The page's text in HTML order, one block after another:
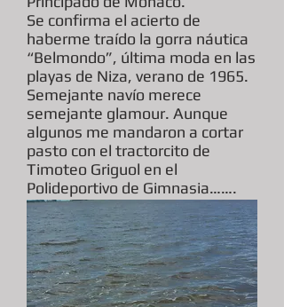
Se confirma el acierto de
haberme traído la gorra náutica
“Belmondo”, última moda en las
playas de Niza, verano de 1965.
Semejante navío merece
semejante glamour. Aunque
algunos me mandaron a cortar
pasto con el tractorcito de
Timoteo Griguol en el
Polideportivo de Gimnasia…….